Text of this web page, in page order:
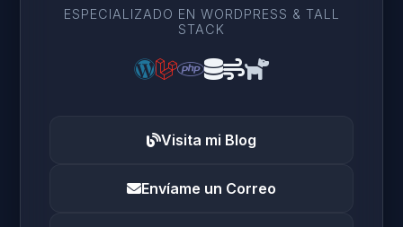
ESPECIALIZADO EN WORDPRESS & TALL
STACK
Visita mi Blog
Envíame un Correo